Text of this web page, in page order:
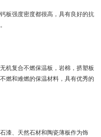
板强度密度都很高，具有良好的抗
机复合不燃保温板，岩棉，挤塑板
燃和难燃的保温材料，具有优秀的
漆、天然石材和陶瓷薄板作为饰